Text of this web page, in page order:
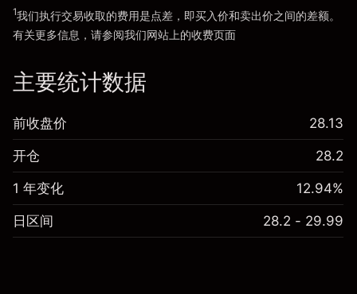
1我们执行交易收取的费用是点差，即买入价和卖出价之间的差额。
有关更多信息，请参阅我们网站上的收费页面
主要统计数据
前收盘价 28.13
开仓 28.2
1 年变化 12.94%
日区间 28.2 - 29.99